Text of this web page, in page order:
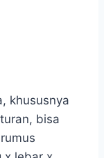
khususnya
bisa